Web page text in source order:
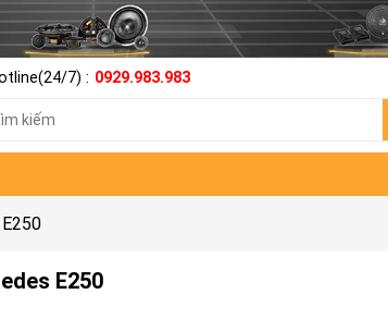
7) : 0929.983.983
E250